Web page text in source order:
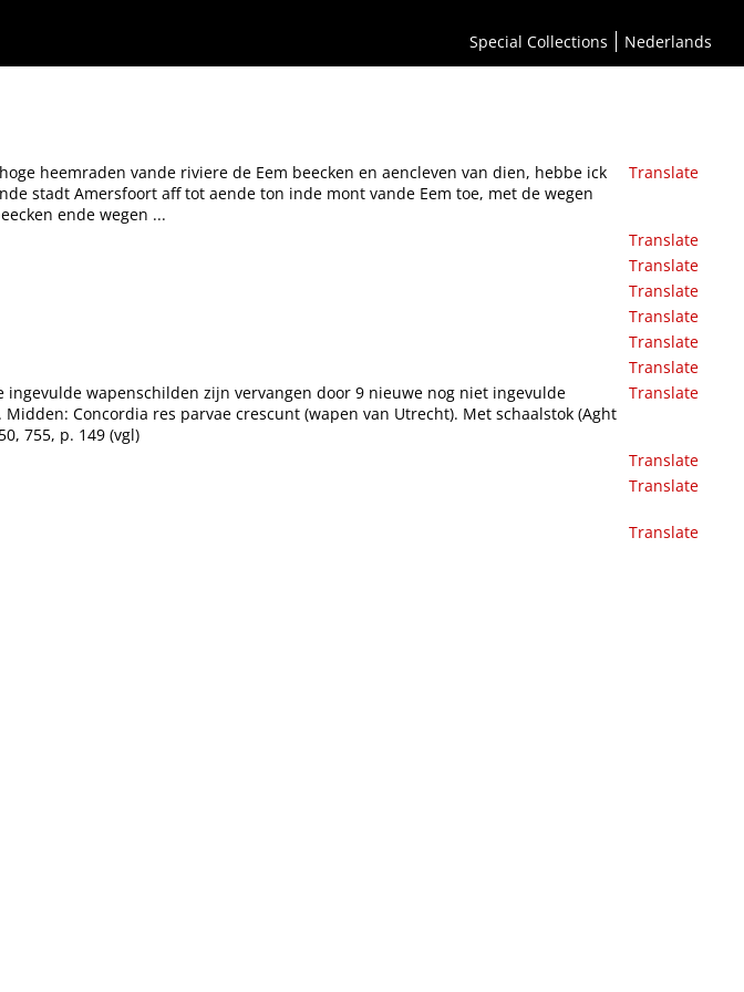
Special Collections Nederlands
van dien, hebbe ick onderges. lantmeter gemeten'ende op syne maete gestelt de riviere de Eem, vande stadt Amersfoort
beecken ende wegen ...
heemraden vande riviere de Eem beecken en aencleven van dien, hebbe ick
stadt Amersfoort aff tot aende ton inde mont vande Eem toe, met de wegen
ende wegen ...
Translate
Translate
Translate
Translate
Translate
Translate
Translate
wapenschilden zijn vervangen door 9 nieuwe nog niet ingevulde
Concordia res parvae crescunt (wapen van Utrecht). Met schaalstok (Aght
755, p. 149 (vgl)
Translate
Translate
Translate
Translate